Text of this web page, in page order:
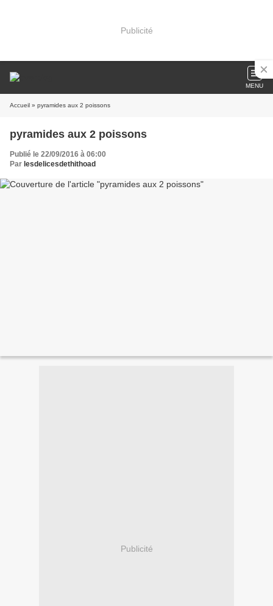
Publicité
MENU
Accueil » pyramides aux 2 poissons
pyramides aux 2 poissons
Publié le 22/09/2016 à 06:00
Par lesdelicesdethithoad
Publicité